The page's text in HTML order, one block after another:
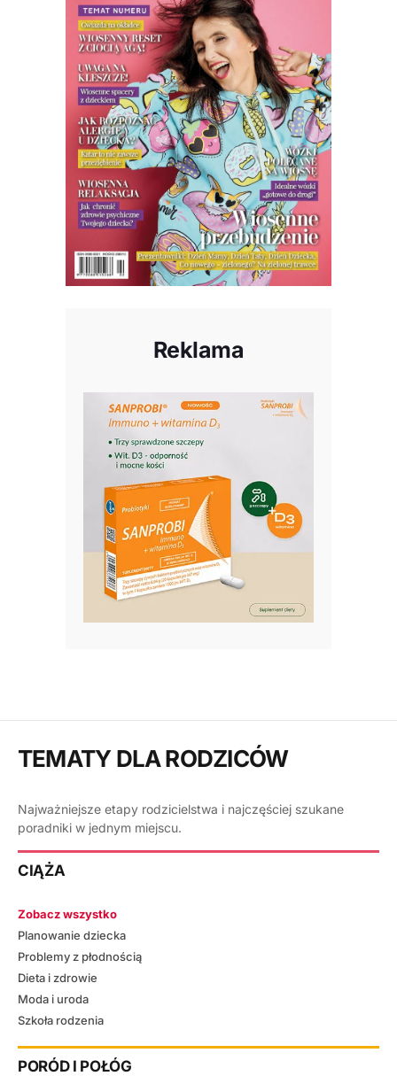
Reklama
TEMATY DLA RODZICÓW
Najważniejsze etapy rodzicielstwa i najczęściej szukane
poradniki w jednym miejscu.
CIĄŻA
Zobacz wszystko
Planowanie dziecka
Problemy z płodnością
Dieta i zdrowie
Moda i uroda
Szkoła rodzenia
PORÓD I POŁÓG